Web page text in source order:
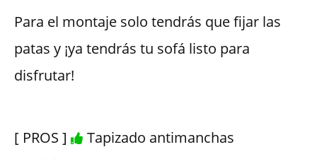
Para el montaje solo tendrás que fijar las
patas y ¡ya tendrás tu sofá listo para
disfrutar!
[ PROS ]
Tapizado antimanchas